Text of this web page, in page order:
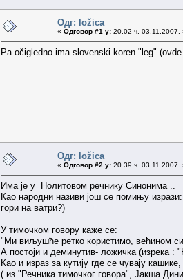
Одг: ložica
« Одговор #1 у: 20.02 ч. 03.11.2007.
Pa očigledno ima slovenski koren "leg"
Одг: ložica
« Одговор #2 у: 20.39 ч. 03.11.2007.
Има је у Нолитовом речнику Синонима ..
Као народни називи још се помињу
гори на ватри?)
У тимочком говору каже се:
"Ми виљушће ретко користимо, већином
А постоји и деминутив- ложичка (изрека :
Као и израз за кутију где се чувају
( из "Речника тимочког говора", Јакша